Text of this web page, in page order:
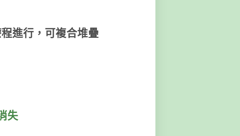
進行，可複合堆疊
失